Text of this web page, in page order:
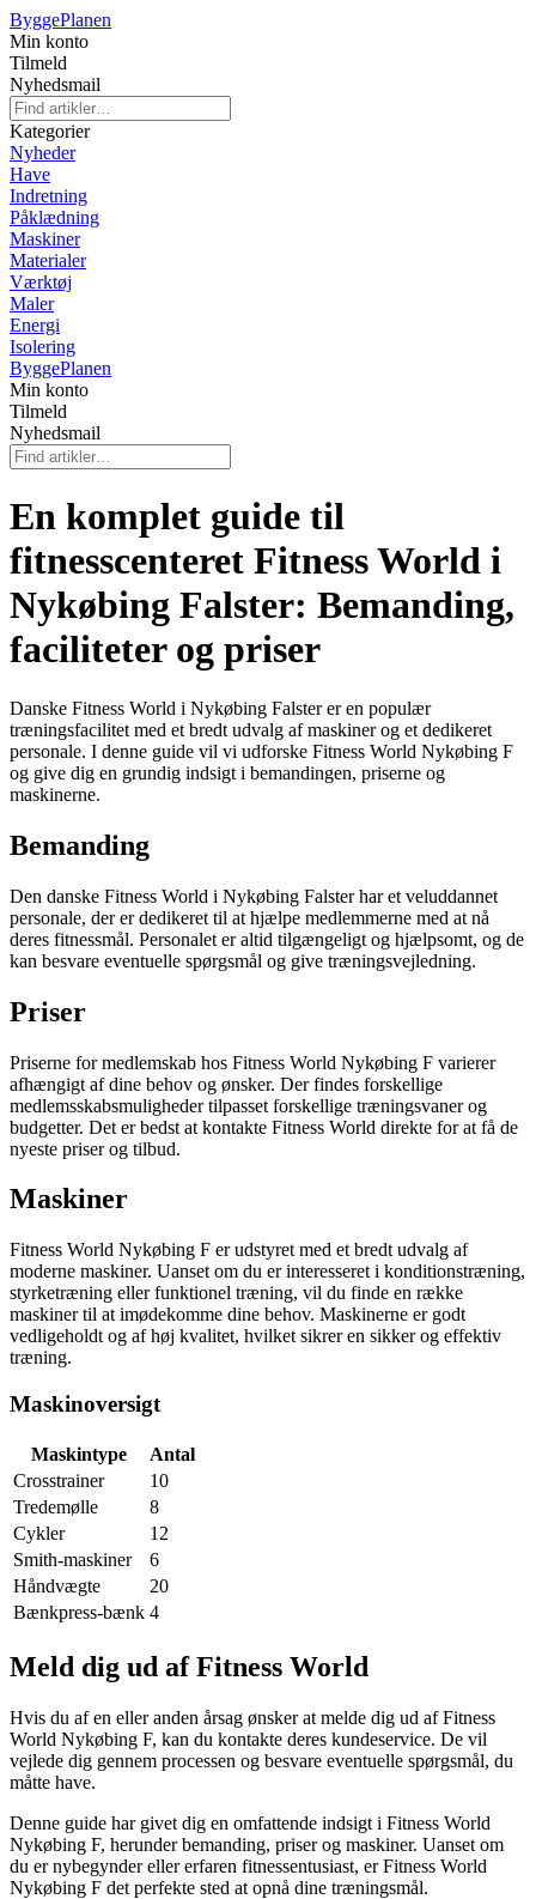
ByggePlanen
Min konto
Tilmeld
Nyhedsmail
Kategorier
Nyheder
Have
Indretning
Påklædning
Maskiner
Materialer
Værktøj
Maler
Energi
Isolering
ByggePlanen
Min konto
Tilmeld
Nyhedsmail
En komplet guide til
fitnesscenteret Fitness World i
Nykøbing Falster: Bemanding,
faciliteter og priser
Danske Fitness World i Nykøbing Falster er en populær
træningsfacilitet med et bredt udvalg af maskiner og et dedikeret
personale. I denne guide vil vi udforske Fitness World Nykøbing F
og give dig en grundig indsigt i bemandingen, priserne og
maskinerne.
Bemanding
Den danske Fitness World i Nykøbing Falster har et veluddannet
personale, der er dedikeret til at hjælpe medlemmerne med at nå
deres fitnessmål. Personalet er altid tilgængeligt og hjælpsomt, og de
kan besvare eventuelle spørgsmål og give træningsvejledning.
Priser
Priserne for medlemskab hos Fitness World Nykøbing F varierer
afhængigt af dine behov og ønsker. Der findes forskellige
medlemsskabsmuligheder tilpasset forskellige træningsvaner og
budgetter. Det er bedst at kontakte Fitness World direkte for at få de
nyeste priser og tilbud.
Maskiner
Fitness World Nykøbing F er udstyret med et bredt udvalg af
moderne maskiner. Uanset om du er interesseret i konditionstræning,
styrketræning eller funktionel træning, vil du finde en række
maskiner til at imødekomme dine behov. Maskinerne er godt
vedligeholdt og af høj kvalitet, hvilket sikrer en sikker og effektiv
træning.
Maskinoversigt
Maskintype
Antal
Crosstrainer
10
Tredemølle
8
Cykler
12
Smith-maskiner
6
Håndvægte
20
Bænkpress-bænk 4
Meld dig ud af Fitness World
Hvis du af en eller anden årsag ønsker at melde dig ud af Fitness
World Nykøbing F, kan du kontakte deres kundeservice. De vil
vejlede dig gennem processen og besvare eventuelle spørgsmål, du
måtte have.
Denne guide har givet dig en omfattende indsigt i Fitness World
Nykøbing F, herunder bemanding, priser og maskiner. Uanset om
du er nybegynder eller erfaren fitnessentusiast, er Fitness World
Nykøbing F det perfekte sted at opnå dine træningsmål.